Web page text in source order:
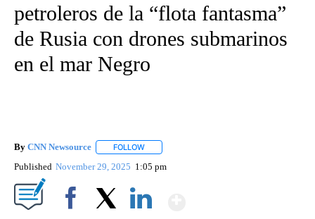
petroleros de la “flota fantasma”
de Rusia con drones submarinos
en el mar Negro
By CNN Newsource FOLLOW
Published November 29, 2025 1:05 pm